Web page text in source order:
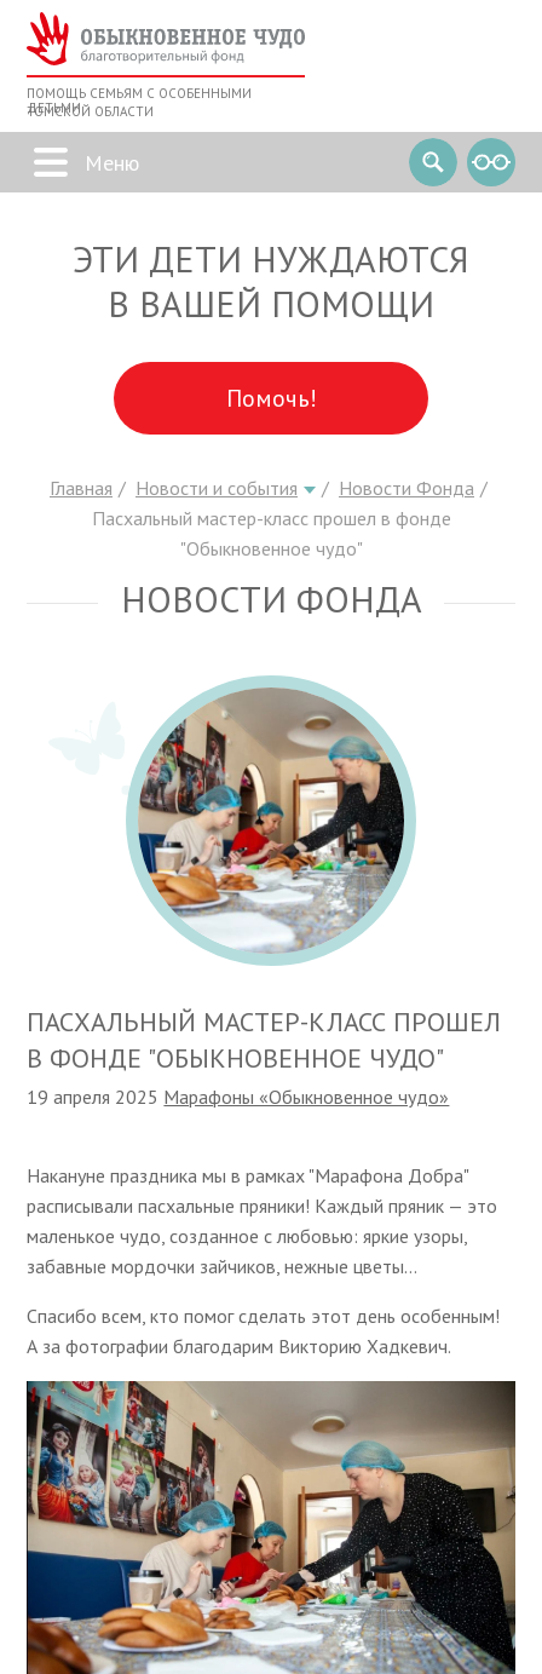
ПОМОЩЬ СЕМЬЯМ С ОСОБЕННЫМИ
ДЕТЬМИ
ТОМСКОЙ ОБЛАСТИ
ЭТИ ДЕТИ НУЖДАЮТСЯ
В ВАШЕЙ ПОМОЩИ
Помочь!
Главная Новости и события
Новости Фонда
Пасхальный мастер-класс прошел в фонде
"Обыкновенное чудо"
НОВОСТИ ФОНДА
ПАСХАЛЬНЫЙ МАСТЕР-КЛАСС ПРОШЕЛ
В ФОНДЕ "ОБЫКНОВЕННОЕ ЧУДО"
19 апреля 2025 Марафоны «Обыкновенное чудо»
Накануне праздника мы в рамках "Марафона Добра"
расписывали пасхальные пряники! Каждый пряник — это
маленькое чудо, созданное с любовью: яркие узоры,
забавные мордочки зайчиков, нежные цветы…
Спасибо всем, кто помог сделать этот день особенным!
А за фотографии благодарим Викторию Хадкевич.